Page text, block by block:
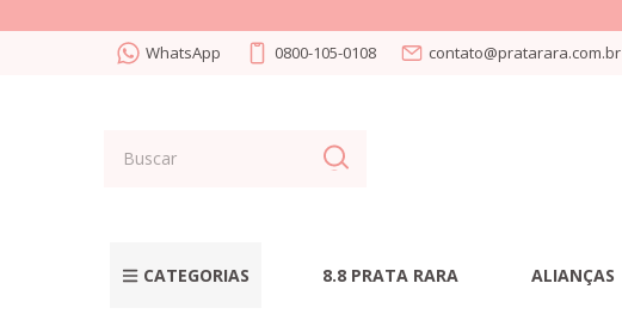
WhatsApp 0800-105-0108 contato@pratarara.com.br
CATEGORIAS 8.8 PRATA RARA ALIANÇAS